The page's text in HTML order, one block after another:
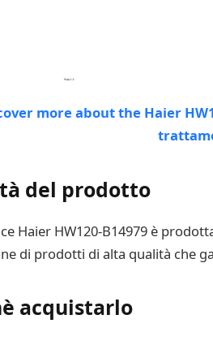
del prodotto
Haier HW120-B14979 è
di prodotti di alta qualità che
acquistarlo